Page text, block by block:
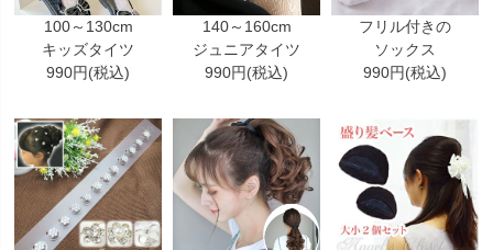
100～130cm
キッズタイツ
990円(税込)
140～160cm
ジュニアタイツ
990円(税込)
フリル付きの
ソックス
990円(税込)